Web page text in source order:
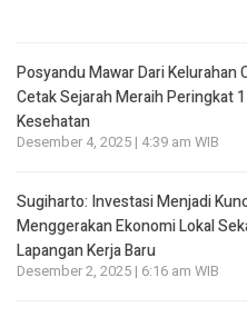
Posyandu Mawar Dari Kelurahan
Cetak Sejarah Meraih Peringkat
Kesehatan
Desember 4, 2025 | 4:39 am WIB
Sugiharto: Investasi Menjadi
Menggerakan Ekonomi Lokal
Lapangan Kerja Baru
Desember 2, 2025 | 6:16 am WIB